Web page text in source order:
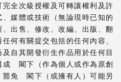
全次級授權及可轉讓權利及許
媒體或技術（無論現時已知的
出售、修改、改編、出版、翻
何有關提交包括的任何內容、
自其開發衍生作品用於任何目
閣下（作為個人或作為原創
豁免 閣下（或擁有人）可能另